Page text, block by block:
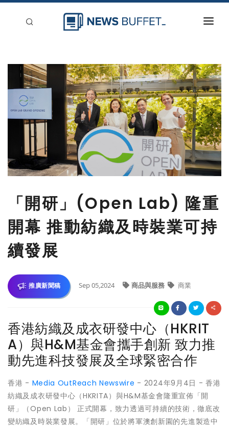
新聞稿分類
登入
刊登
「開研」(Open Lab) 隆重
開幕 推動紡織及時裝業可持
續發展
推廣新聞稿 Sep 05,2024 商品與服務 商業
香港紡織及成衣研發中心（HKRIT
A）與H&M基金會攜手創新 致力推
動先進科技發展及全球緊密合作
香港 - Media OutReach Newswire - 2024年9月4日 - 香港
紡織及成衣研發中心（HKRITA）與H&M基金會隆重宣佈「開
研」（Open Lab） 正式開幕，致力透過可持續的技術，徹底改
變紡織及時裝業發展。「開研」位於將軍澳創新園的先進製造中